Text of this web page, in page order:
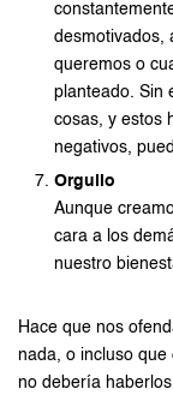
desmotivados,
queremos o
planteado. Sin
cosas, y estos
negativos,
Orgullo
Aunque
cara a los
nuestro
Hace que nos
nada, o incluso que
no debería